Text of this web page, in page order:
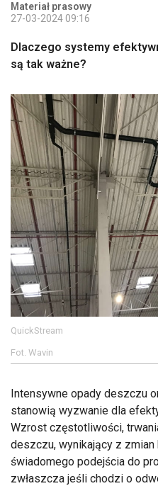
Materiał prasowy
27-03-2024 09:16
Dlaczego systemy
są tak ważne?
QuickStream
Fot. Wavin
Intensywne opady deszczu
stanowią wyzwanie dla
Wzrost częstotliwości,
deszczu, wynikający z
świadomego podejścia do
zwłaszcza jeśli chodzi o